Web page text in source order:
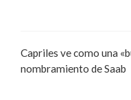
Capriles ve como una
nombramiento de Saab